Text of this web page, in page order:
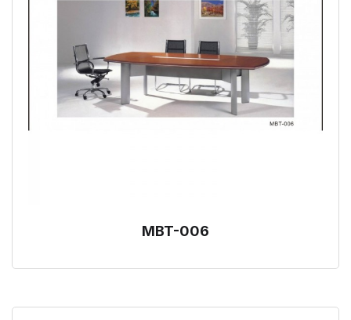
MBT-006